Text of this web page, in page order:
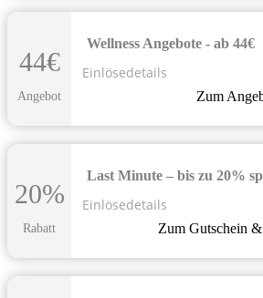
44€
Angebot
Wellness Angebote - ab 44€
Zum
Einlösedetails
20%
Rabatt
Last Minute – bis zu 20%
Zum Gutschein
Einlösedetails